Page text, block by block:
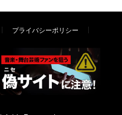
プライバシーポリシー